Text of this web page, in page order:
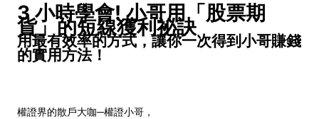
3 小時學會! 小哥用「股票期
貨」的短線獲利祕訣
用最有效率的方式，讓你一次得到小哥賺錢
的實用方法！
權證界的散戶大咖─權證小哥，